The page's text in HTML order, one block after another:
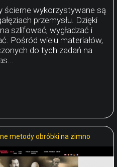
ścierne wykorzystywane są
przemysłu. Dzięki
szlifować, wygładzać i
Pośród wielu materiałów,
do tych zadań na
metody obróbki na zimno